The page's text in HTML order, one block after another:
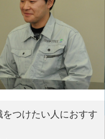
つけたい人におすす